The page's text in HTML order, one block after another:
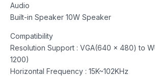
Audio
Built-in Speaker 10W Speaker
Compatibility
Resolution Support : VGA(640 x 480) to
1200)
Horizontal Frequency : 15K~102KHz